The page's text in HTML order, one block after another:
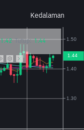
Kedalaman
1.42 Tutup: 1.44